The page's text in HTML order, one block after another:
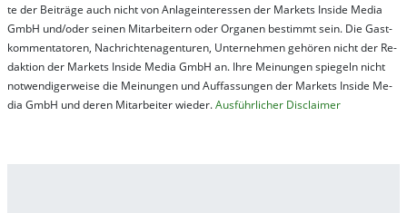
te der Bei­trä­ge auch nicht von An­la­ge­in­te­res­sen der Mar­kets In­side Me­dia
GmbH und/oder sei­nen Mit­ar­bei­tern oder Or­ga­nen be­stim­mt sein. Die Gast­
kom­men­ta­tor­en, Nach­rich­ten­ag­en­tur­en, Un­ter­neh­men ge­hör­en nicht der Re­
dak­tion der Mar­kets In­side Me­dia GmbH an. Ihre Mei­nung­en spie­geln nicht
not­wen­di­ger­wei­se die Mei­nung­en und Auf­fas­sung­en der Mar­kets In­side Me­
dia GmbH und de­ren Mit­ar­bei­ter wie­der.Aus­führ­lich­er Dis­clai­mer